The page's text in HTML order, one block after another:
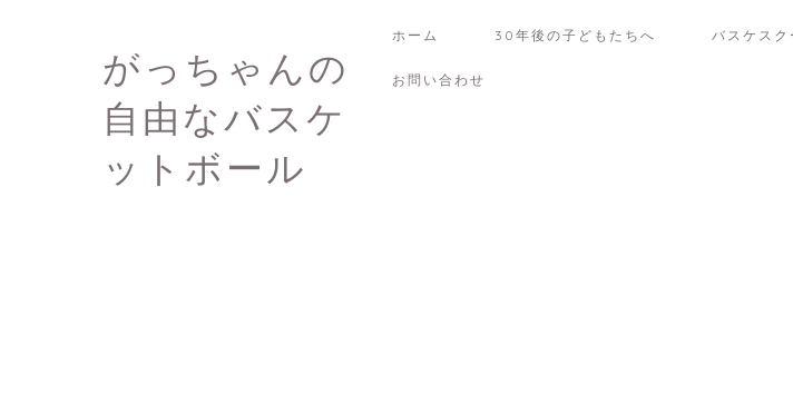
がっちゃんの
自由なバスケ
ットボール
ホーム 30年後の子どもたちへ バスケスク
お問い合わせ